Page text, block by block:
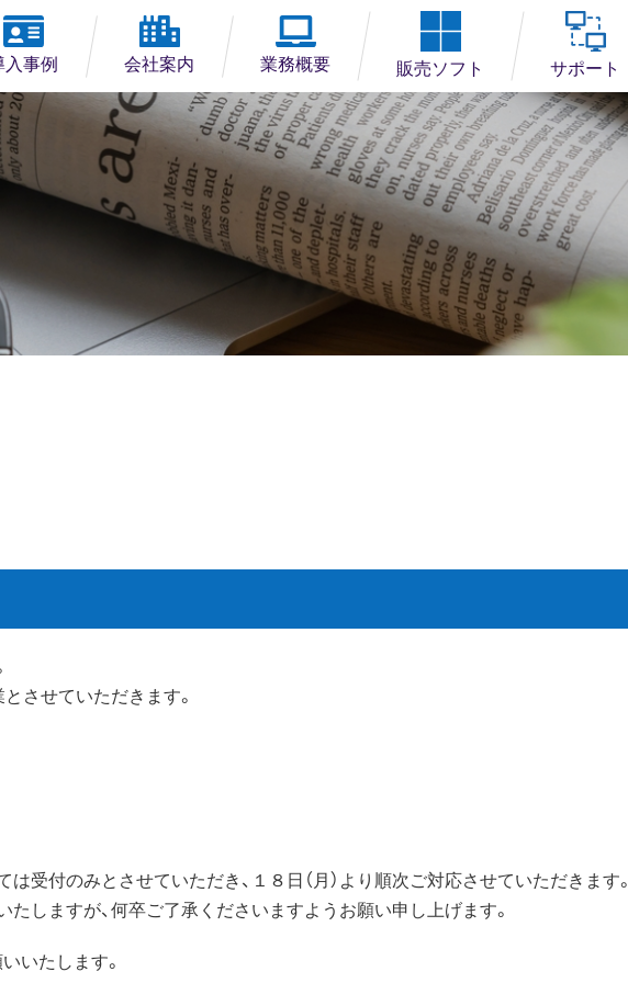
入事例 会社案内 業務概要 販売ソフト サポート
させていただきます。
受付のみとさせていただき、１８日（月）より順次ご対応させていただきます。
しますが、何卒ご了承くださいますようお願い申し上げます。
いたします。